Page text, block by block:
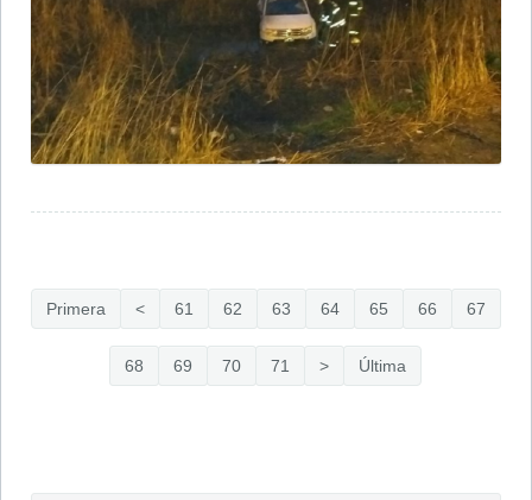
Primera < 61 62 63 64 65 66 67
68 69 70 71 > Última